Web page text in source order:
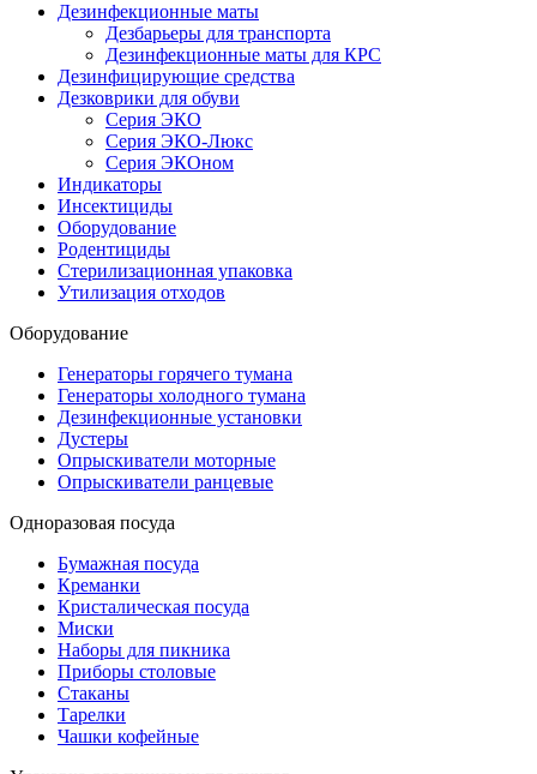
Дезинфекционные маты
Дезбарьеры для транспорта
Дезинфекционные маты для КРС
Дезинфицирующие средства
Дезковрики для обуви
Серия ЭКО
Серия ЭКО-Люкс
Серия ЭКОном
Индикаторы
Инсектициды
Оборудование
Родентициды
Стерилизационная упаковка
Утилизация отходов
Оборудование
Генераторы горячего тумана
Генераторы холодного тумана
Дезинфекционные установки
Дустеры
Опрыскиватели моторные
Опрыскиватели ранцевые
Одноразовая посуда
Бумажная посуда
Креманки
Кристалическая посуда
Миски
Наборы для пикника
Приборы столовые
Стаканы
Тарелки
Чашки кофейные